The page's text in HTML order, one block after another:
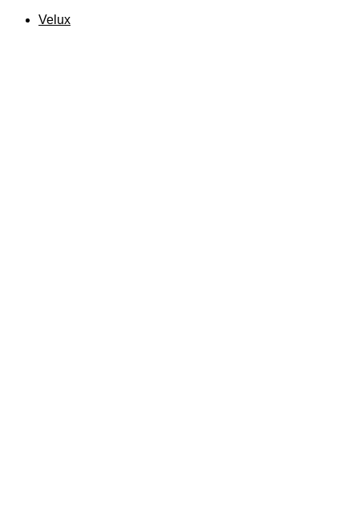
Velux